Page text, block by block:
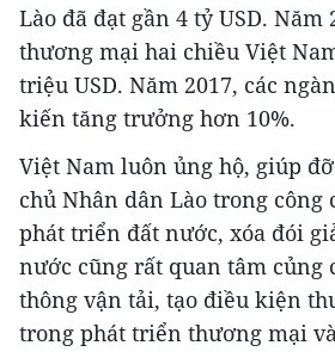
Lào đã đạt gần 4 tỷ USD. Năm
thương mại hai chiều Việt
triệu USD. Năm 2017, các
kiến tăng trưởng hơn 10%.
Việt Nam luôn ủng hộ, giúp đỡ
chủ Nhân dân Lào trong công
phát triển đất nước, xóa đói
nước cũng rất quan tâm củng
thông vận tải, tạo điều kiện
trong phát triển thương mại